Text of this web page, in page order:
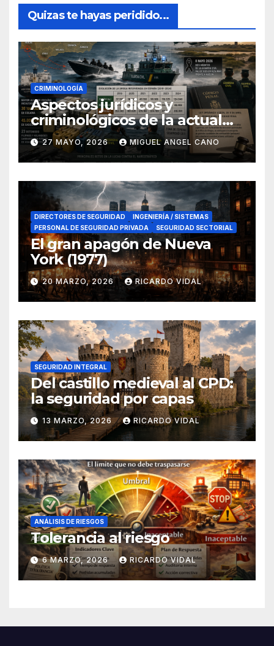
Quizas te hayas peridido...
CRIMINOLOGÍA
Aspectos jurídicos y
criminológicos de la actual
lucha contra el narcotráfico
en el sur de España
27 MAYO, 2026 MIGUEL ANGEL CANO
DIRECTORES DE SEGURIDAD
INGENIERÍA / SISTEMAS
PERSONAL DE SEGURIDAD PRIVADA
SEGURIDAD SECTORIAL
El gran apagón de Nueva
York (1977)
20 MARZO, 2026 RICARDO VIDAL
SEGURIDAD INTEGRAL
Del castillo medieval al CPD:
la seguridad por capas
13 MARZO, 2026 RICARDO VIDAL
ANÁLISIS DE RIESGOS
Tolerancia al riesgo
6 MARZO, 2026 RICARDO VIDAL